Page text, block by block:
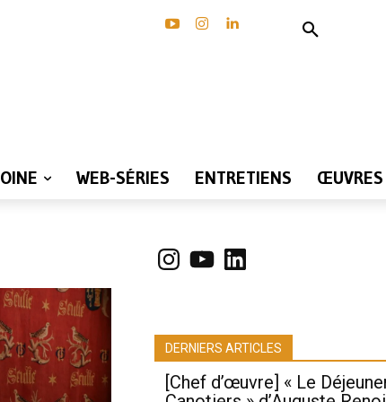
WEB-SÉRIES ENTRETIENS ŒUVRES
Instagram
YouTubeLinkedIn
DERNIERS ARTICLES
[Chef d’œuvre] « Le